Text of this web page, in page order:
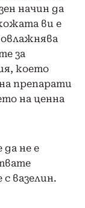
начин да
ви е
за
което
препарати
на ценна
не е
вазелин.